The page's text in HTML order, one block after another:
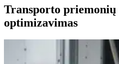
Transporto
optimizavimas